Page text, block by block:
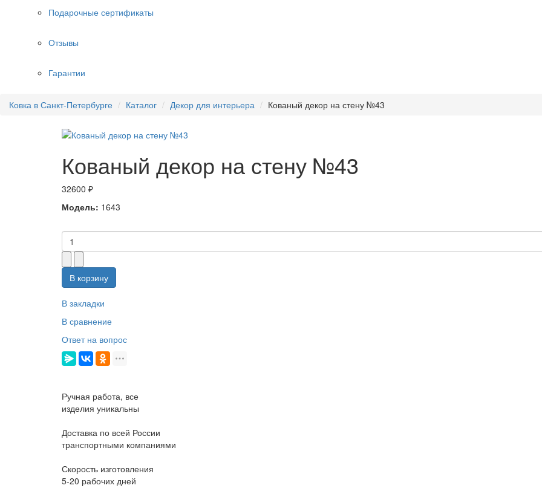
Подарочные сертификаты
Отзывы
Гарантии
Ковка в Санкт-Петербурге Каталог Декор для интерьера Кованый декор на стену №43
Кованый декор на стену №43
32600 ₽
Модель: 1643
В корзину
В закладки
В сравнение
Ответ на вопрос
Ручная работа, все
изделия уникальны
Доставка по всей России
транспортными компаниями
Скорость изготовления
5-20 рабочих дней